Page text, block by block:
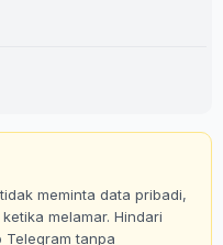
meminta data pribadi,
melamar. Hindari
Telegram tanpa